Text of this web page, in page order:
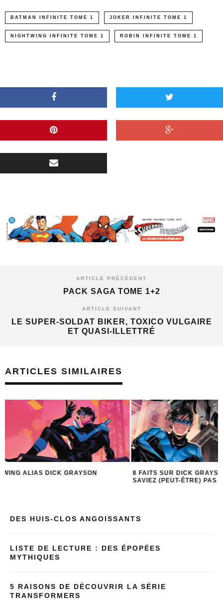
BATMAN INFINITE TOME 1 JOKER INFINITE TOME 1
NIGHTWING INFINITE TOME 1 ROBIN INFINITE TOME 1
ARTICLE PRÉCÉDENT
PACK SAGA TOME 1+2
ARTICLE SUIVANT
LE SUPER-SOLDAT BIKER, TOXICO VULGAIRE
ET QUASI-ILLETTRÉ
ARTICLES SIMILAIRES
8 FAITS SUR DICK GRAYSON QUE VOUS NE
CROSSOVER
LE SIDEKICK
DES HUIS-CLOS ANGOISSANTS
LISTE DE LECTURE : DES ÉPOPÉES
MYTHIQUES
5 RAISONS DE DÉCOUVRIR LA SÉRIE
TRANSFORMERS